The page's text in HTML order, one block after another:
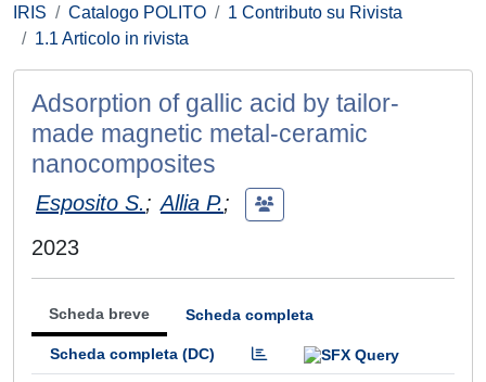
IRIS Catalogo POLITO
1 Contributo su Rivista
1.1 Articolo in rivista
Adsorption of gallic acid by tailor-
made magnetic metal-ceramic
nanocomposites
Esposito S.; Allia P.;
2023
Scheda breve Scheda completa
Scheda completa (DC)